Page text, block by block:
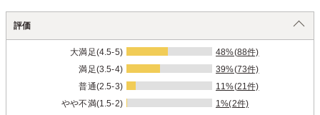
評価
大満足(4.5-5)
48%(88件)
満足(3.5-4)
39%(73件)
普通(2.5-3)
11%(21件)
やや不満(1.5-2)
1%(2件)